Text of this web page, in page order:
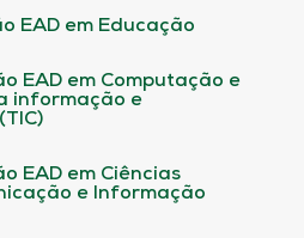
EAD em Educação
EAD em Computação e
informação e
EAD em Ciências
e Informação